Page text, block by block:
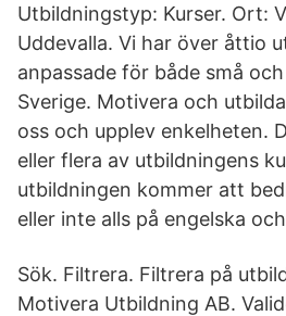
Utbildningstyp: Kurser. Ort:
Uddevalla. Vi har över åttio
anpassade för både små
Sverige. Motivera och
oss och upplev enkelheten.
eller flera av utbildningens
utbildningen kommer att
eller inte alls på engelska
Sök. Filtrera. Filtrera på
Motivera Utbildning AB.